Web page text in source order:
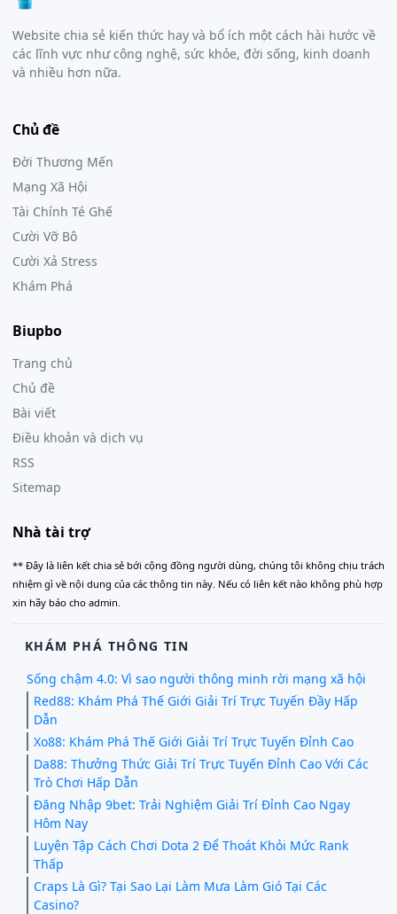
Website chia sẻ kiến thức hay và bổ ích một cách hài hước về
các lĩnh vực như công nghệ, sức khỏe, đời sống, kinh doanh
và nhiều hơn nữa.
Chủ đề
Đời Thương Mến
Mạng Xã Hội
Tài Chính Té Ghế
Cười Vỡ Bô
Cười Xả Stress
Khám Phá
Biupbo
Trang chủ
Chủ đề
Bài viết
Điều khoản và dịch vụ
RSS
Sitemap
Nhà tài trợ
** Đây là liên kết chia sẻ bới cộng đồng người dùng, chúng tôi không chịu trách
nhiệm gì về nội dung của các thông tin này. Nếu có liên kết nào không phù hợp
xin hãy báo cho admin.
KHÁM PHÁ THÔNG TIN
Sống chậm 4.0: Vì sao người thông minh rời mạng xã hội
Red88: Khám Phá Thế Giới Giải Trí Trực Tuyến Đầy Hấp
Dẫn
Xo88: Khám Phá Thế Giới Giải Trí Trực Tuyến Đỉnh Cao
Da88: Thưởng Thức Giải Trí Trực Tuyến Đỉnh Cao Với Các
Trò Chơi Hấp Dẫn
Đăng Nhập 9bet: Trải Nghiệm Giải Trí Đỉnh Cao Ngay
Hôm Nay
Luyện Tập Cách Chơi Dota 2 Để Thoát Khỏi Mức Rank
Thấp
Craps Là Gì? Tại Sao Lại Làm Mưa Làm Gió Tại Các
Casino?